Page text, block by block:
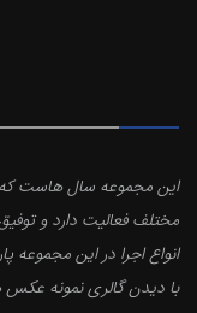
این مجموعه سال هاست که
مختلف فعالیت دارد و
انواع اجرا در این
با دیدن گالری نمونه